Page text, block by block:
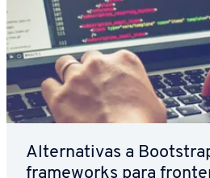
Al­te­r­na­ti­vas a
fra­me­wo­r­ks para